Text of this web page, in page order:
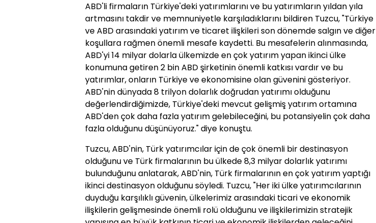
ABD'li firmaların Türkiye'deki yatırımlarını ve bu yatırımların yıldan yıla
artmasını takdir ve memnuniyetle karşıladıklarını bildiren Tuzcu, "Türkiye
ve ABD arasındaki yatırım ve ticaret ilişkileri son dönemde salgın ve diğer
koşullara rağmen önemli mesafe kaydetti. Bu mesafelerin alınmasında,
ABD'yi 14 milyar dolarla ülkemizde en çok yatırım yapan ikinci ülke
konumuna getiren 2 bin ABD şirketinin önemli katkısı vardır ve bu
yatırımlar, onların Türkiye ve ekonomisine olan güvenini gösteriyor.
ABD'nin dünyada 8 trilyon dolarlık doğrudan yatırımı olduğunu
değerlendirdiğimizde, Türkiye'deki mevcut gelişmiş yatırım ortamına
ABD'den çok daha fazla yatırım gelebileceğini, bu potansiyelin çok daha
fazla olduğunu düşünüyoruz." diye konuştu.
Tuzcu, ABD'nin, Türk yatırımcılar için de çok önemli bir destinasyon
olduğunu ve Türk firmalarının bu ülkede 8,3 milyar dolarlık yatırımı
bulunduğunu anlatarak, ABD'nin, Türk firmalarının en çok yatırım yaptığı
ikinci destinasyon olduğunu söyledi. Tuzcu, "Her iki ülke yatırımcılarının
duyduğu karşılıklı güvenin, ülkelerimiz arasındaki ticari ve ekonomik
ilişkilerin gelişmesinde önemli rolü olduğunu ve ilişkilerimizin stratejik